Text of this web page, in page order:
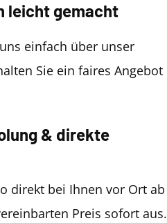
leicht gemacht
einfach über unser
Sie ein faires Angebot
& direkte
direkt bei Ihnen vor Ort ab
Preis sofort aus.